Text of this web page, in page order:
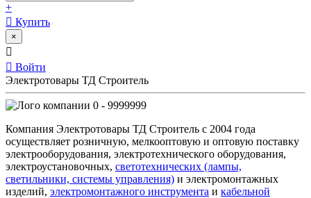
+
Купить
×
Войти
Электротовары ТД Строитель
0 - 9999999
Компания Электротовары ТД Строитель с 2004 года
осуществляет розничную, мелкооптовую и оптовую поставку
электрооборудования, электротехнического оборудования,
электроустановочных, светотехнических (лампы,
светильники, системы управления) и электромонтажных
изделий, электромонтажного инструмента и кабельной